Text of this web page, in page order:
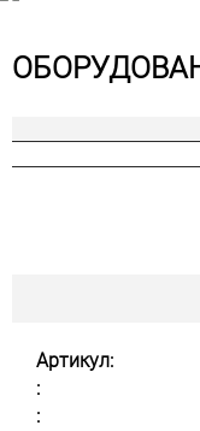
Артикул:
:
: